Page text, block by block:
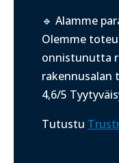
🔹 Alamme
Olemme
onnistunutta
rakennusalan
4,6/5
Tutustu